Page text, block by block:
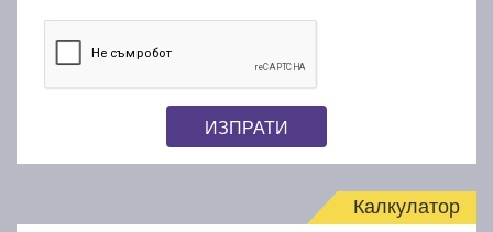
ИЗПРАТИ
Калкулатор